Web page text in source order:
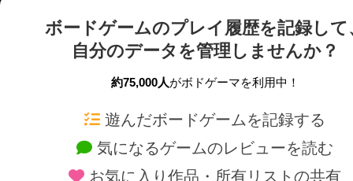
ボードゲームのプレイ履歴を記録して
自分のデータを管理しませんか？
約75,000人がボドゲーマを利用中！
遊んだボードゲームを記録する
気になるゲームのレビューを読む
お気に入り作品・所有リストの共有
ボードゲームを検索する 新作・再入荷情報